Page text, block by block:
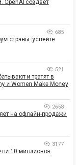
OpenAI создает
685
страны: успейте
521
и тратят в
и Women Make Money
2658
на офлайн-продажи
3177
10 миллионов